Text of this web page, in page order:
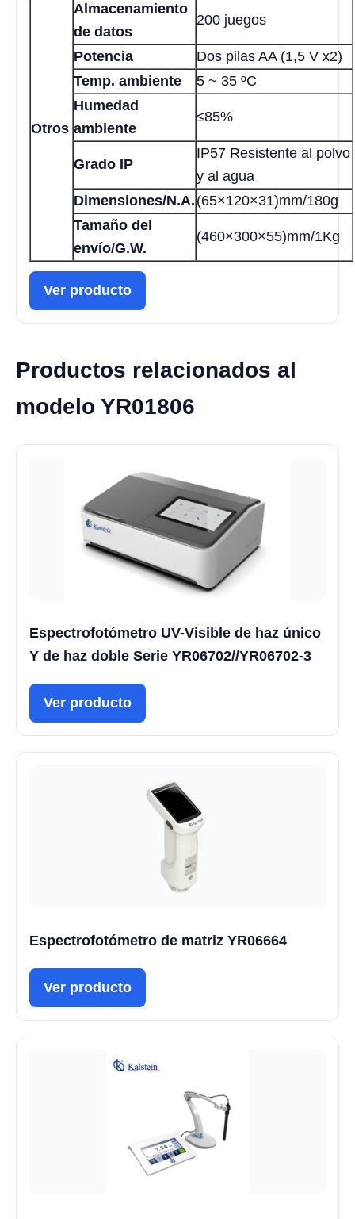
Otros
Almacenamiento
de datos
200 juegos
Potencia
Dos pilas AA (1,5 V x2)
Temp. ambiente
5 ~ 35 ºC
Humedad
ambiente
≤85%
Grado IP
IP57 Resistente al polvo
y al agua
Dimensiones/N.A. (65×120×31)mm/180g
Tamaño del
envío/G.W.
(460×300×55)mm/1Kg
Ver producto
Productos relacionados al
modelo YR01806
Espectrofotómetro UV-Visible de haz único
Y de haz doble Serie YR06702//YR06702-3
Ver producto
Espectrofotómetro de matriz YR06664
Ver producto